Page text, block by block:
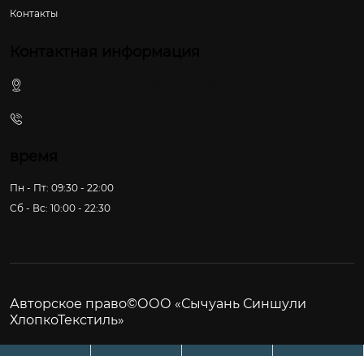
Контакты
Пн - Пт: 09:30 - 22:00
Сб - Вс: 10:00 - 22:30
Авторское право©ООО «Сычуань Синшули
ХлопкоТекстиль»